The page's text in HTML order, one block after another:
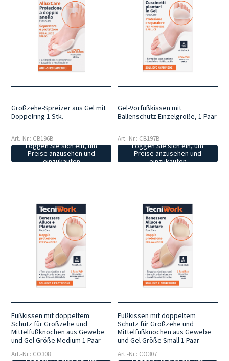
Großzehe-Spreizer aus Gel mit
Doppelring 1 Stk.
Art.-Nr.: CB196B
Loggen Sie sich ein, um
Preise anzusehen und
einzukaufen
Gel-Vorfußkissen mit
Ballenschutz Einzelgröße, 1 Paar
Art.-Nr.: CB197B
Loggen Sie sich ein, um
Preise anzusehen und
einzukaufen
Fußkissen mit doppeltem
Schutz für Großzehe und
Mittelfußknochen aus Gewebe
und Gel Größe Medium 1 Paar
Art.-Nr.: CO308
Fußkissen mit doppeltem
Schutz für Großzehe und
Mittelfußknochen aus Gewebe
und Gel Größe Small 1 Paar
Art.-Nr.: CO307